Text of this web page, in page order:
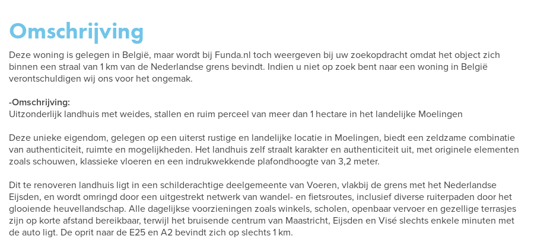
Omschrijving
Deze woning is gelegen in België, maar wordt bij Funda.nl toch weergeven bij uw zoekopdracht omdat het object zich
binnen een straal van 1 km van de Nederlandse grens bevindt. Indien u niet op zoek bent naar een woning in België
verontschuldigen wij ons voor het ongemak.
-Omschrijving:
Uitzonderlijk landhuis met weides, stallen en ruim perceel van meer dan 1 hectare in het landelijke Moelingen
Deze unieke eigendom, gelegen op een uiterst rustige en landelijke locatie in Moelingen, biedt een zeldzame combinatie
van authenticiteit, ruimte en mogelijkheden. Het landhuis zelf straalt karakter en authenticiteit uit, met originele elementen
zoals schouwen, klassieke vloeren en een indrukwekkende plafondhoogte van 3,2 meter.
Dit te renoveren landhuis ligt in een schilderachtige deelgemeente van Voeren, vlakbij de grens met het Nederlandse
Eijsden, en wordt omringd door een uitgestrekt netwerk van wandel- en fietsroutes, inclusief diverse ruiterpaden door het
glooiende heuvellandschap. Alle dagelijkse voorzieningen zoals winkels, scholen, openbaar vervoer en gezellige terrasjes
zijn op korte afstand bereikbaar, terwijl het bruisende centrum van Maastricht, Eijsden en Visé slechts enkele minuten met
de auto ligt. De oprit naar de E25 en A2 bevindt zich op slechts 1 km.